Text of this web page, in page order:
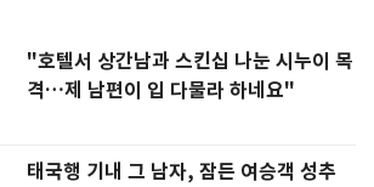
"호텔서 상간남과 스킨십 나눈 시누이 목
격…제 남편이 입 다물라 하네요"
태국행 기내 그 남자, 잠든 여승객 성추